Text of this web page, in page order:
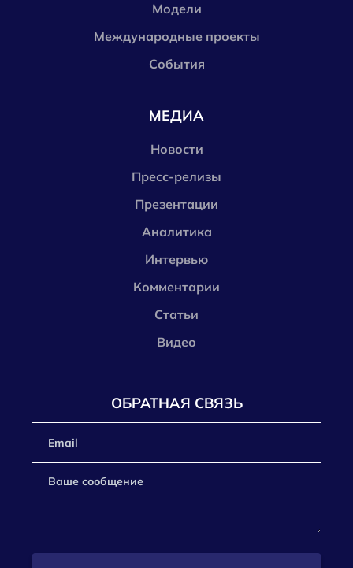
Модели
Международные проекты
События
МЕДИА
Новости
Пресс-релизы
Презентации
Аналитика
Интервью
Комментарии
Статьи
Видео
ОБРАТНАЯ СВЯЗЬ